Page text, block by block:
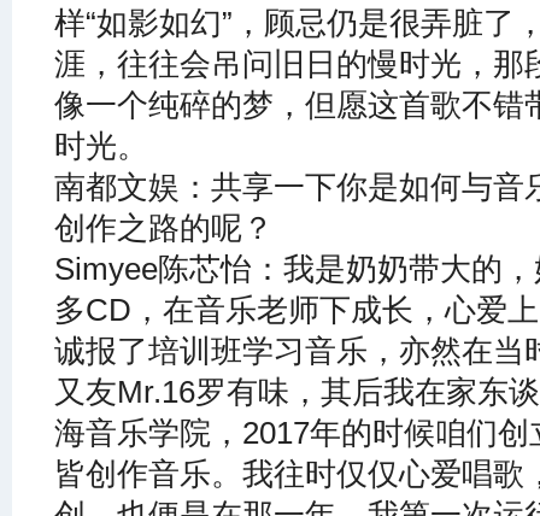
样“如影如幻”，顾忌仍是很弄脏了
涯，往往会吊问旧日的慢时光，那
像一个纯碎的梦，但愿这首歌不错
时光。
南都文娱：共享一下你是如何与音
创作之路的呢？
Simyee陈芯怡：我是奶奶带大的
多CD，在音乐老师下成长，心爱
诚报了培训班学习音乐，亦然在当
又友Mr.16罗有味，其后我在家东
海音乐学院，2017年的时候咱们
皆创作音乐。我往时仅仅心爱唱歌